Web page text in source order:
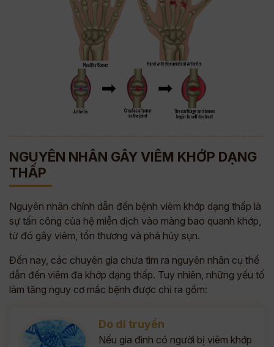
NGUYÊN NHÂN GÂY VIÊM KHỚP DẠNG
THẤP
Nguyên nhân chính dẫn đến bệnh viêm khớp dạng thấp là
sự tấn công của hệ miễn dịch vào màng bao quanh khớp,
từ đó gây viêm, tổn thương và phá hủy sụn.
Đến nay, các chuyên gia chưa tìm ra nguyên nhân cụ thể
dẫn đến viêm đa khớp dạng thấp. Tuy nhiên, những yếu tố
làm tăng nguy cơ mắc bệnh được chỉ ra gồm:
Do di truyền
Nếu gia đình có người bị viêm khớp